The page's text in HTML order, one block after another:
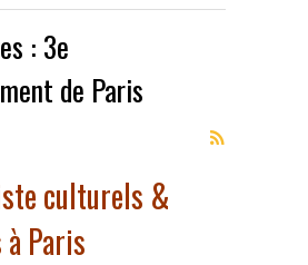
: 3e
de Paris
culturels &
Paris